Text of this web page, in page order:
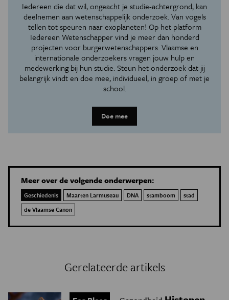
Iedereen die dat wil, ongeacht je studie-achtergrond, kan
deelnemen aan wetenschappelijk onderzoek. Van vogels
tellen tot speuren naar exoplaneten! Op het platform
Iedereen Wetenschapper vind je meer dan honderd
projecten voor burgerwetenschappers. Vlaamse en
internationale onderzoekers vragen jouw hulp en
medewerking bij hun studie. Steun het onderzoek dat jij
belangrijk vindt en doe mee, individueel, in groep of met je
school.
Doe mee
Meer over de volgende onderwerpen:
Geschiedenis Maarten Larmuseau DNA stamboom
stad
de Vlaamse Canon
Gerelateerde artikels